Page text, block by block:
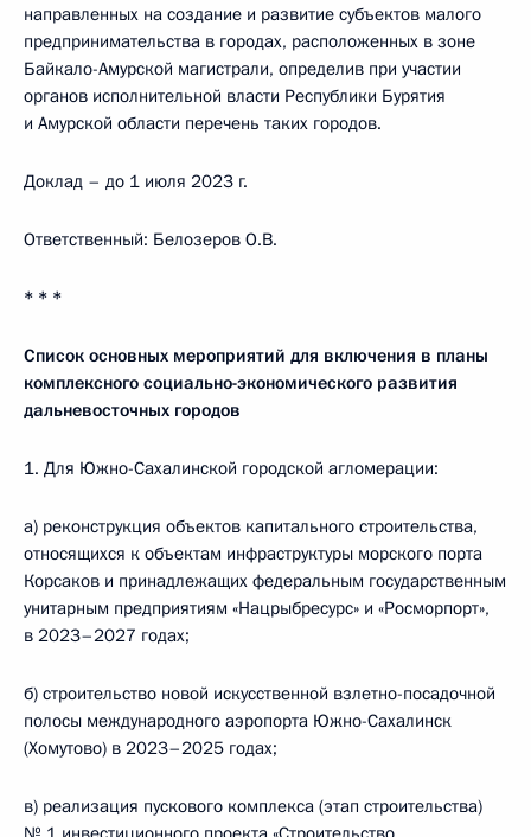
направленных на создание и развитие субъектов малого
предпринимательства в городах, расположенных в зоне
Байкало-Амурской магистрали, определив при участии
органов исполнительной власти Республики Бурятия
и Амурской области перечень таких городов.
Доклад – до 1 июля 2023 г.
Ответственный: Белозеров О.В.
* * *
Список основных мероприятий для включения в планы
комплексного социально-экономического развития
дальневосточных городов
1. Для Южно-Сахалинской городской агломерации:
а) реконструкция объектов капитального строительства,
относящихся к объектам инфраструктуры морского порта
Корсаков и принадлежащих федеральным государственным
унитарным предприятиям «Нацрыбресурс» и «Росморпорт»,
в 2023–2027 годах;
б) строительство новой искусственной взлетно-посадочной
полосы международного аэропорта Южно-Сахалинск
(Хомутово) в 2023–2025 годах;
в) реализация пускового комплекса (этап строительства)